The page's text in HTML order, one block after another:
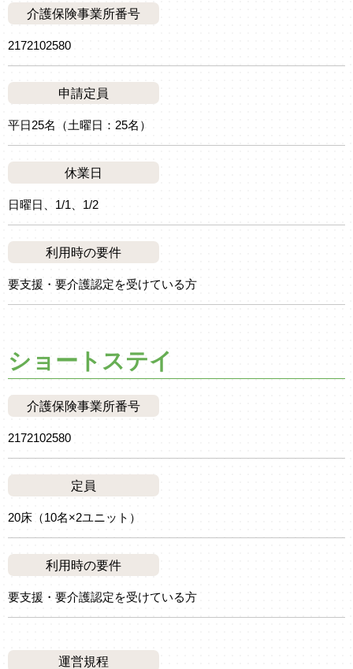
介護保険事業所番号
2172102580
申請定員
平日25名（土曜日：25名）
休業日
日曜日、1/1、1/2
利用時の要件
要支援・要介護認定を受けている方
ショートステイ
介護保険事業所番号
2172102580
定員
20床（10名×2ユニット）
利用時の要件
要支援・要介護認定を受けている方
運営規程